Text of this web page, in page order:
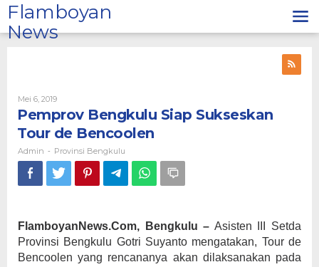
Lewati
ke
konten
Flamboyan
News
Mei 6, 2019Oleh
Pemprov Bengkulu Siap Sukseskan
Tour de Bencoolen
Admin - Provinsi Bengkulu
FlamboyanNews.Com, Bengkulu – Asisten III Setda
Provinsi Bengkulu Gotri Suyanto mengatakan, Tour de
Bencoolen yang rencananya akan dilaksanakan pada